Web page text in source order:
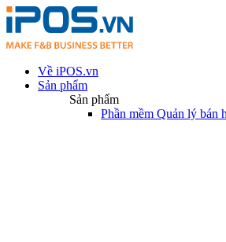
Về iPOS.vn
Sản phẩm
Sản phẩm
Phần mềm Quản lý bán